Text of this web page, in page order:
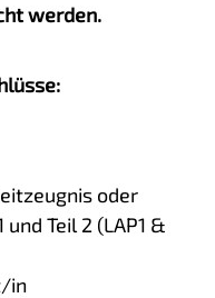
werden.
oder
Teil 2 (LAP1 &
in